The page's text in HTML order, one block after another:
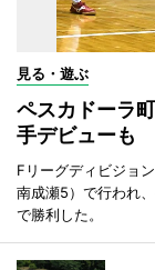
見る・遊ぶ
ペスカドーラ
手デビューも
Fリーグディビジョ
南成瀬5）で行われ
で勝利した。